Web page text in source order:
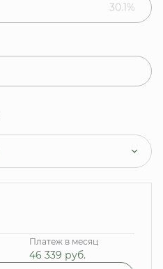
30.1%
Платеж в месяц
46 339 руб.